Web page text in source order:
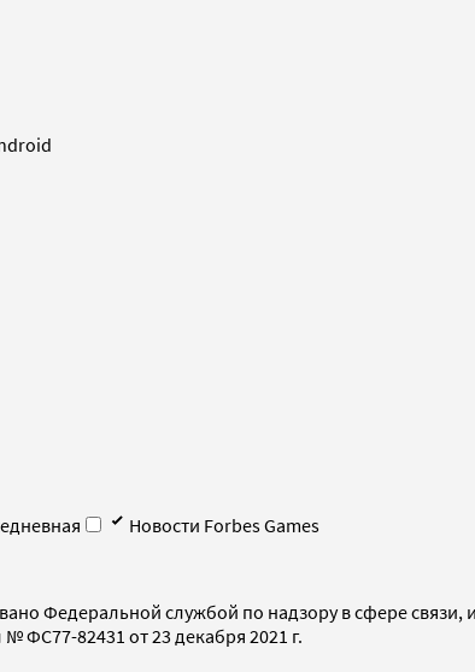
Новости Forbes Games
Федеральной службой по надзору в сфере
ФС77-82431 от 23 декабря 2021 г.